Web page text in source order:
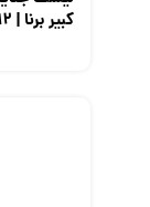
کبیر برنا | ۱۲ مرداد ۱۴۰۵